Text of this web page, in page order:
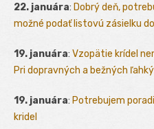
22. januára: Dobrý deň,
možné podať listovú zásielku
19. januára: Vzopätie krídel
Pri dopravných a bežných
19. januára: Potrebujem
kridel